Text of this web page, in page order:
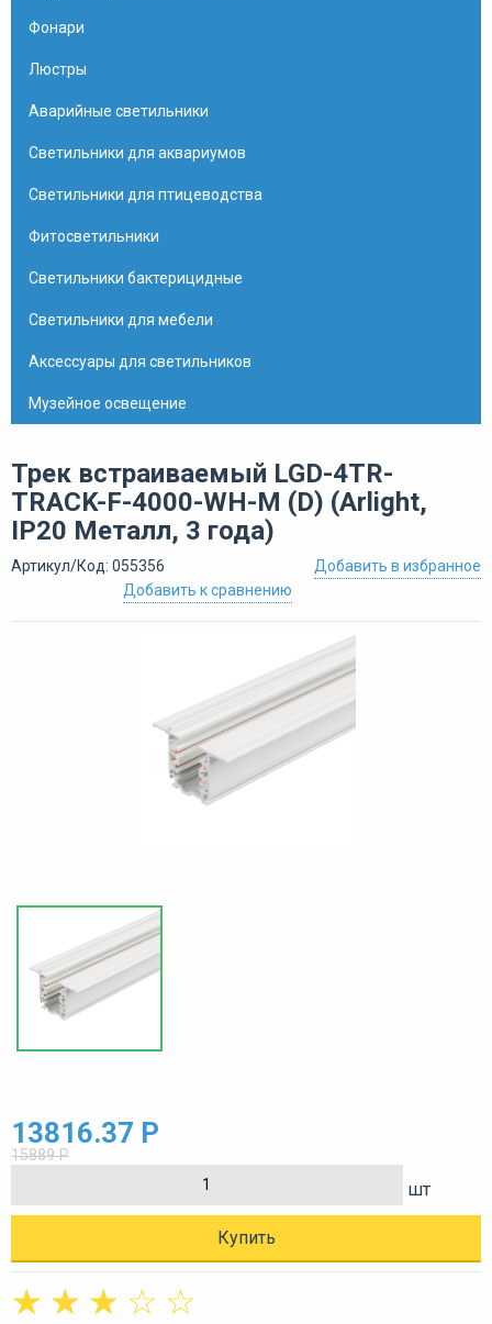
Фонари
Люстры
Аварийные светильники
Светильники для аквариумов
Светильники для птицеводства
Фитосветильники
Светильники бактерицидные
Светильники для мебели
Аксессуары для светильников
Музейное освещение
Трек встраиваемый LGD-4TR-
TRACK-F-4000-WH-M (D) (Arlight,
IP20 Металл, 3 года)
Артикул/Код: 055356
Добавить в избранное
Добавить к сравнению
13816.37 Р
15889 Р
шт
Купить
☆
☆
☆
☆
☆